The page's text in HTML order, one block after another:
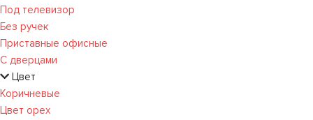
Под телевизор
Без ручек
Приставные офисные
С дверцами
Цвет
Коричневые
Цвет орех